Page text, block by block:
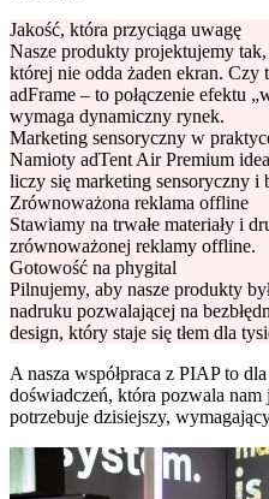
Jakość, która przyciąga uwagę
Nasze produkty projektujemy
której nie odda żaden ekran.
adFrame – to połączenie efektu
wymaga dynamiczny rynek.
Marketing sensoryczny w
Namioty adTent Air Premium
liczy się marketing sensoryczny i
Zrównoważona reklama offline
Stawiamy na trwałe materiały i
zrównoważonej reklamy offline.
Gotowość na phygital
Pilnujemy, aby nasze produkty
nadruku pozwalającej na
design, który staje się tłem dla
A nasza współpraca z PIAP to
doświadczeń, która pozwala
potrzebuje dzisiejszy,